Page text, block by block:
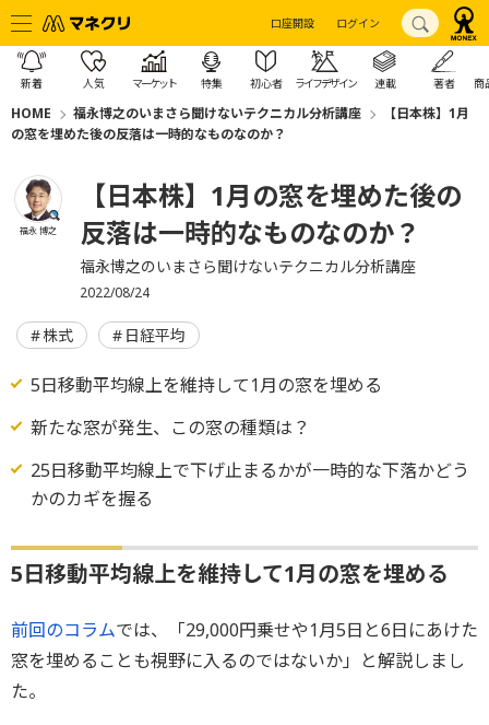
口座開設 ログイン
新着 人気 マーケット 特集 初心者 ライフデザイン 連載 著者 商
HOME 福永博之のいまさら聞けないテクニカル分析講座
【日本株】1月
の窓を埋めた後の反落は一時的なものなのか？
福永 博之
【日本株】1月の窓を埋めた後の
反落は一時的なものなのか？
福永博之のいまさら聞けないテクニカル分析講座
2022/08/24
株式 日経平均
5日移動平均線上を維持して1月の窓を埋める
新たな窓が発生、この窓の種類は？
25日移動平均線上で下げ止まるかが一時的な下落かどう
かのカギを握る
5日移動平均線上を維持して1月の窓を埋める
前回のコラムでは、「29,000円乗せや1月5日と6日にあけた
窓を埋めることも視野に入るのではないか」と解説しまし
た。